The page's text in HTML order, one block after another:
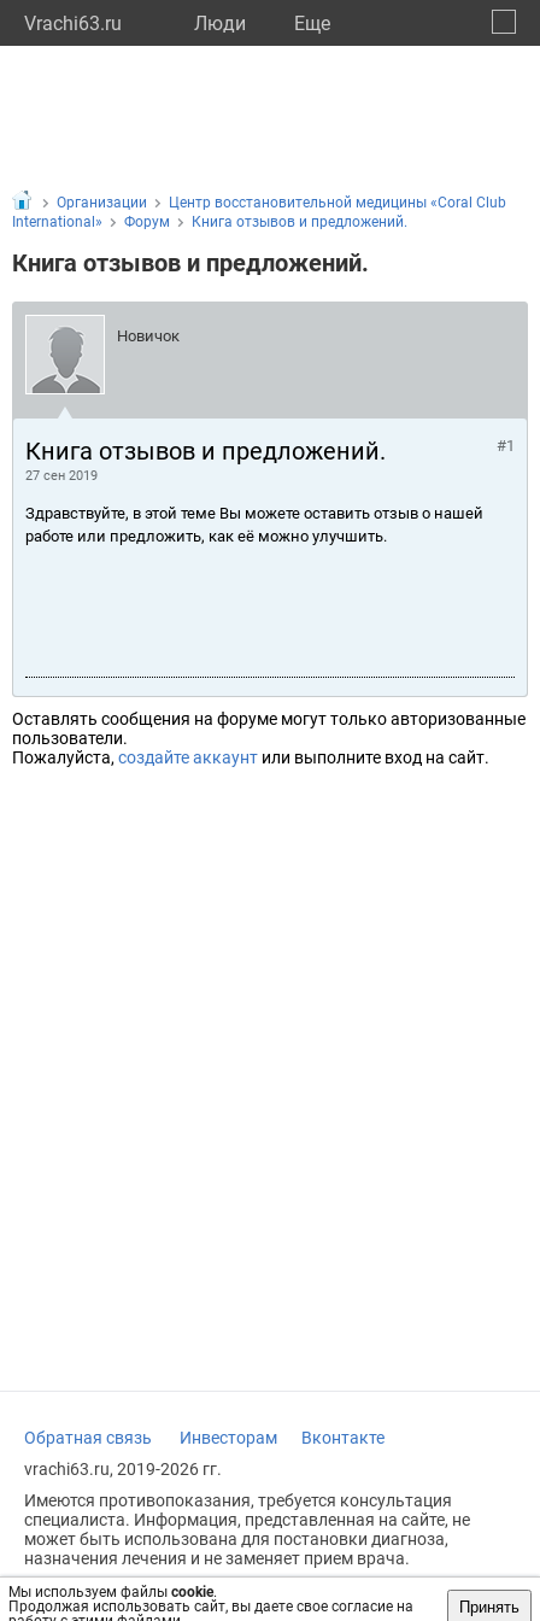
Vrachi63.ru Люди Eще
Мы используем файлы cookie.
Продолжая использовать сайт, вы даете свое согласие на
Принять
Организации
Центр восстановительной медицины «Coral Club
International»
Форум Книга отзывов и предложений.
Книга отзывов и предложений.
Новичок
Книга отзывов и предложений.
27 сен 2019
#1
Здравствуйте, в этой теме Вы можете оставить отзыв о нашей
работе или предложить, как её можно улучшить.
Оставлять сообщения на форуме могут только авторизованные
пользователи.
Пожалуйста, создайте аккаунт или выполните вход на сайт.
Обратная связь Инвесторам
Вконтакте
vrachi63.ru, 2019-2026 гг.
Имеются противопоказания, требуется консультация
специалиста. Информация, представленная на сайте, не
может быть использована для постановки диагноза,
назначения лечения и не заменяет прием врача.
Возрастное ограничение: 18+